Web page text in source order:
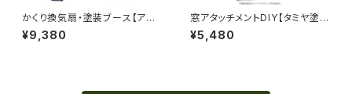
かくり換気扇・塗装ブース【アタ
ッシュケース型 塗装ブース】通
気フタセット／関東周辺なら送
¥9,380
窓アタッチメントDIY【タミヤ塗装
ブース版】関東周辺なら送料無
料！他県も半額！
¥5,480